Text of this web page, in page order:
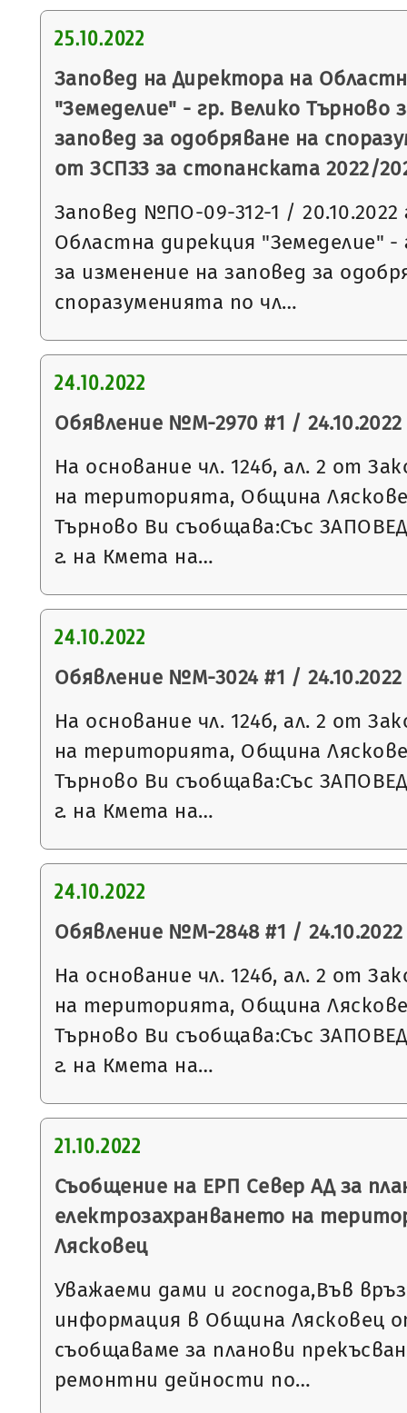
25.10.2022
Заповед на Директора на
"Земеделие" - гр. Велико Търново
заповед за одобряване на
от ЗСПЗЗ за стопанската 2022/
Заповед №ПО-09-312-1 / 20.10.2022
Областна дирекция "Земеделие" -
за изменение на заповед за
споразуменията по чл…
24.10.2022
Обявление №М-2970 #1 / 24.10.2022
На основание чл. 124б, ал. 2 от
на територията, Община
Търново Ви съобщава:Със
г. на Кмета на…
24.10.2022
Обявление №М-3024 #1 / 24.10.2022
На основание чл. 124б, ал. 2 от
на територията, Община
Търново Ви съобщава:Със
г. на Кмета на…
24.10.2022
Обявление №М-2848 #1 / 24.10.2022
На основание чл. 124б, ал. 2 от
на територията, Община
Търново Ви съобщава:Със
г. на Кмета на…
21.10.2022
Съобщение на ЕРП Север АД за
електрозахранването на
Лясковец
Уважаеми дами и господа,Във
информация в Община Лясковец
съобщаваме за планови
ремонтни дейности по…